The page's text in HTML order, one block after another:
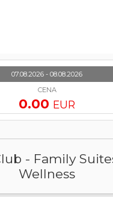
- Family
Wellness
07.08.2026 - 08.08.2026
CENA
0.00 EUR